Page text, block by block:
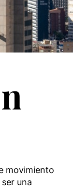
movimiento
una